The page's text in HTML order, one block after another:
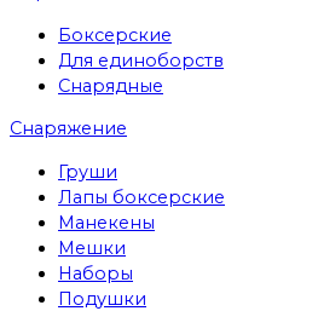
Боксерские
Для единоборств
Снарядные
Снаряжение
Груши
Лапы боксерские
Манекены
Мешки
Наборы
Подушки